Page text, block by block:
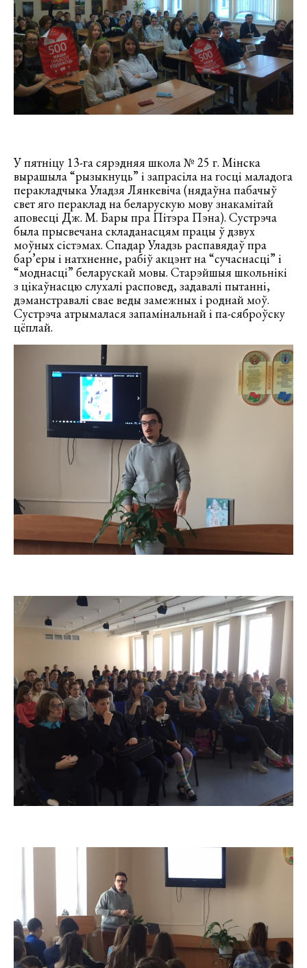
У пятніцу 13-га сярэдняя школа № 25 г. Мінска
вырашыла “рызыкнуць” і запрасіла на госці маладога
перакладчыка Уладзя Лянкевіча (нядаўна пабачыў
свет яго пераклад на беларускую мову знакамітай
аповесці Дж. М. Бары пра Пітэра Пэна). Сустрэча
была прысвечана складанасцям працы ў дзвух
моўных сістэмах. Спадар Уладзь распавядаў пра
бар’еры і натхненне, рабіў акцэнт на “сучаснасці” і
“моднасці” беларускай мовы. Старэйшыя школьнікі
з цікаўнасцю слухалі расповед, задавалі пытанні,
дэманстравалі свае веды замежных і роднай моў.
Сустрэча атрымалася запамінальнай і па-сяброўску
цёплай.